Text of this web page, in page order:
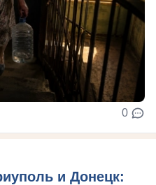
0
и Донецк: